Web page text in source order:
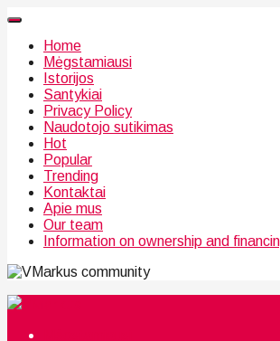
Home
Mėgstamiausi
Istorijos
Santykiai
Privacy Policy
Naudotojo sutikimas
Hot
Popular
Trending
Kontaktai
Apie mus
Our team
Information on ownership and
community